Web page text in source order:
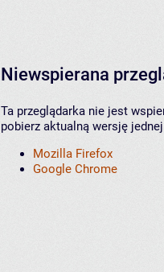
Niewspierana
Ta przeglądarka nie jest
pobierz aktualną wersję
Mozilla Firefox
Google Chrome